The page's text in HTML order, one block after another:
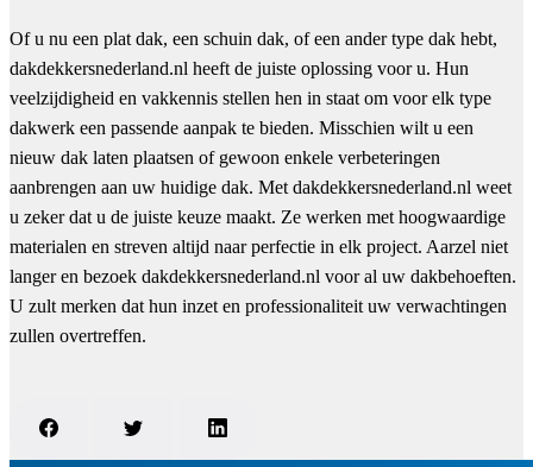
Of u nu een plat dak, een schuin dak, of een ander type dak hebt,
dakdekkersnederland.nl heeft de juiste oplossing voor u. Hun
veelzijdigheid en vakkennis stellen hen in staat om voor elk type
dakwerk een passende aanpak te bieden. Misschien wilt u een
nieuw dak laten plaatsen of gewoon enkele verbeteringen
aanbrengen aan uw huidige dak. Met dakdekkersnederland.nl weet
u zeker dat u de juiste keuze maakt. Ze werken met hoogwaardige
materialen en streven altijd naar perfectie in elk project. Aarzel niet
langer en bezoek dakdekkersnederland.nl voor al uw dakbehoeften.
U zult merken dat hun inzet en professionaliteit uw verwachtingen
zullen overtreffen.